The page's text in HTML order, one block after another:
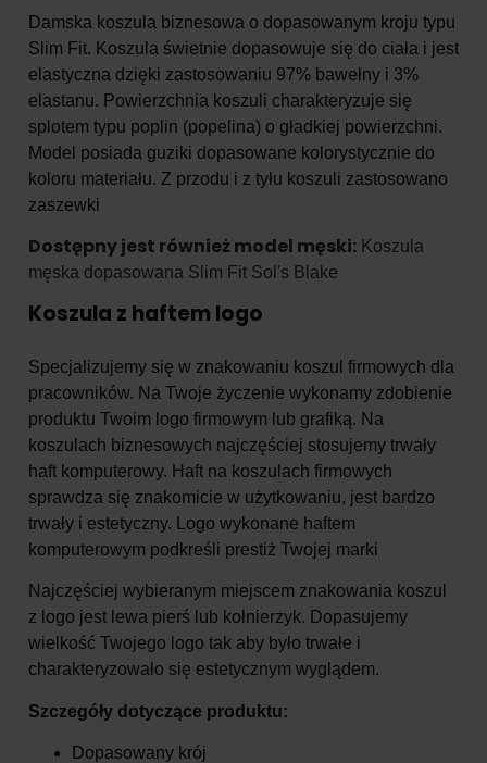
Damska koszula biznesowa o dopasowanym kroju typu
Slim Fit. Koszula świetnie dopasowuje się do ciała i jest
elastyczna dzięki zastosowaniu 97% bawełny i 3%
elastanu. Powierzchnia koszuli charakteryzuje się
splotem typu poplin (popelina) o gładkiej powierzchni.
Model posiada guziki dopasowane kolorystycznie do
koloru materiału. Z przodu i z tyłu koszuli zastosowano
zaszewki
Dostępny jest również model męski: Koszula
męska dopasowana Slim Fit Sol's Blake
Koszula z haftem logo
Specjalizujemy się w znakowaniu koszul firmowych dla
pracowników. Na Twoje życzenie wykonamy zdobienie
produktu Twoim logo firmowym lub grafiką. Na
koszulach biznesowych najczęściej stosujemy trwały
haft komputerowy. Haft na koszulach firmowych
sprawdza się znakomicie w użytkowaniu, jest bardzo
trwały i estetyczny. Logo wykonane haftem
komputerowym podkreśli prestiż Twojej marki
Najczęściej wybieranym miejscem znakowania koszul
z logo jest lewa pierś lub kołnierzyk. Dopasujemy
wielkość Twojego logo tak aby było trwałe i
charakteryzowało się estetycznym wyglądem.
Szczegóły dotyczące produktu:
Dopasowany krój